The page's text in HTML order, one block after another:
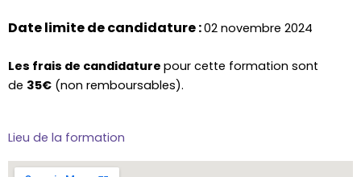
Date limite de candidature :02 novembre 2024
Les frais de candidature pour cette formation sont
de 35€ (non remboursables).
Lieu de la formation